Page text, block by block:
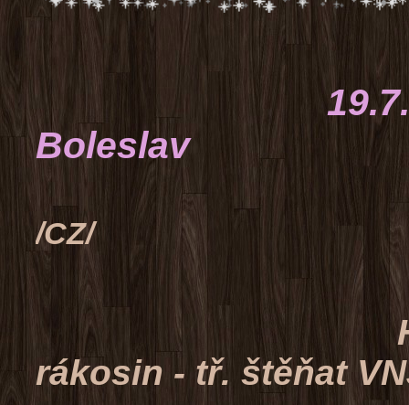
19.7.2015
Boleslav
rozhodčí:
/CZ/
Henrick z
rákosin - tř. štěňat